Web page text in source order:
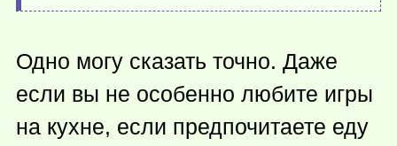
Одно могу сказать точно. Даже
если вы не особенно любите игры
на кухне, если предпочитаете еду